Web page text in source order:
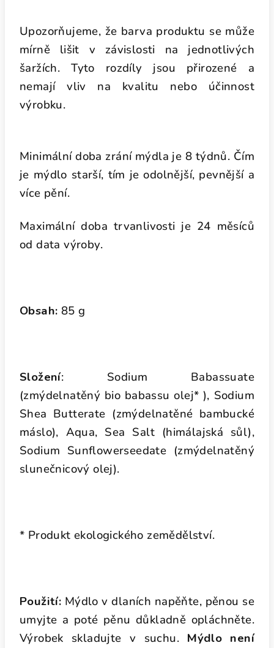
Upozorňujeme, že barva produktu se může
mírně lišit v závislosti na jednotlivých
šaržích. Tyto rozdíly jsou přirozené a
nemají vliv na kvalitu nebo účinnost
výrobku.
Minimální doba zrání mýdla je 8 týdnů. Čím
je mýdlo starší, tím je odolnější, pevnější a
více pění.
Maximální doba trvanlivosti je 24 měsíců
od data výroby.
Obsah: 85 g
Složení: Sodium Babassuate
(zmýdelnatěný bio babassu olej* ), Sodium
Shea Butterate (zmýdelnatěné bambucké
máslo), Aqua, Sea Salt (himálajská sůl),
Sodium Sunflowerseedate (zmýdelnatěný
slunečnicový olej).
* Produkt ekologického zemědělství.
Použití: Mýdlo v dlaních napěňte, pěnou se
umyjte a poté pěnu důkladně opláchněte.
Výrobek skladujte v suchu. Mýdlo není